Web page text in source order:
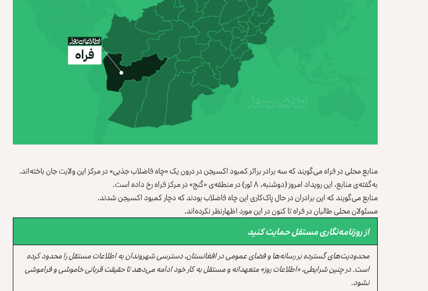
منابع محلی در فراه می‌‌گویند که سه برادر براثر کمبود اکسیجن در درون یک «چاه فاضلاب جذبی» در مرکز این ولایت جان باخته‌اند.
به‌گفته‌ی منابع، این رویداد امروز (دوشنبه، ۸ ثور) در منطقه‌ی «گنج» در مرکز فراه رخ داده است.
منابع می‌‌گویند که این برادران در حال پاک‌کاری این چاه فاضلاب بودند که دچار کمبود اکسیجن شدند.
مسئولان محلی طالبان در فراه تا کنون در این مورد اظهارنظر نکرده‌اند.
از روزنامه‌نگاری مستقل حمایت کنید
محدودیت‌های گسترده بر رسانه‌ها و فضای عمومی در افغانستان، دسترسی شهروندان به اطلاعات مستقل را محدود کرده
است. در چنین شرایطی، «اطلاعات روز» متعهدانه و مستقل به کار خود ادامه می‌دهد تا حقیقت قربانی خاموشی و فراموشی
نشود.